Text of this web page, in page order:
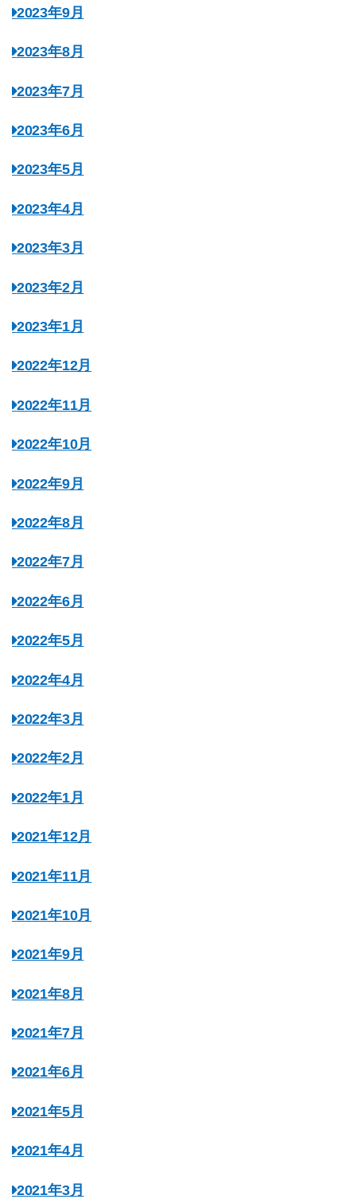
2023年9月
2023年8月
2023年7月
2023年6月
2023年5月
2023年4月
2023年3月
2023年2月
2023年1月
2022年12月
2022年11月
2022年10月
2022年9月
2022年8月
2022年7月
2022年6月
2022年5月
2022年4月
2022年3月
2022年2月
2022年1月
2021年12月
2021年11月
2021年10月
2021年9月
2021年8月
2021年7月
2021年6月
2021年5月
2021年4月
2021年3月